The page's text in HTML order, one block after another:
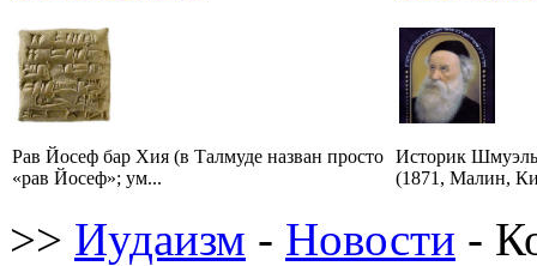
Рав Йосеф бар Хия (в Талмуде назван просто
«рав Йосеф»; ум...
Историк
(1871, Малин,
>> Иудаизм - Новости -